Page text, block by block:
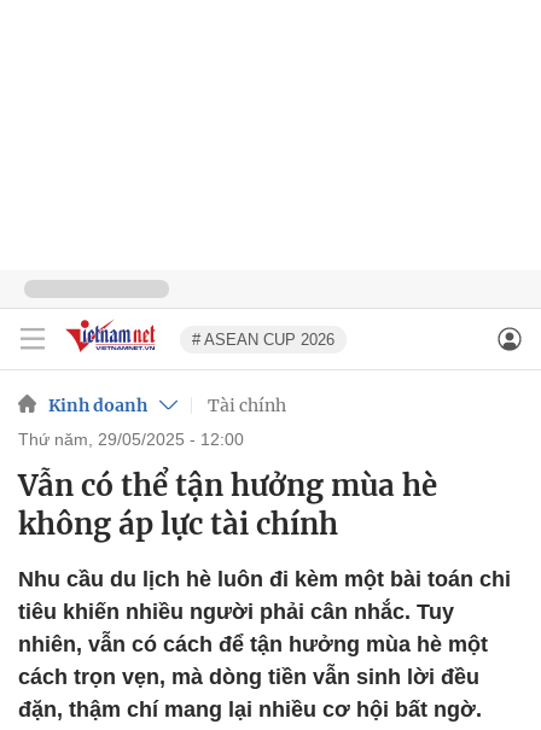
# ASEAN CUP 2026
Kinh doanh Tài chính
thứ năm, 29/05/2025 - 12:00
Vẫn có thể tận hưởng mùa hè
không áp lực tài chính
Nhu cầu du lịch hè luôn đi kèm một bài toán chi
tiêu khiến nhiều người phải cân nhắc. Tuy
nhiên, vẫn có cách để tận hưởng mùa hè một
cách trọn vẹn, mà dòng tiền vẫn sinh lời đều
đặn, thậm chí mang lại nhiều cơ hội bất ngờ.